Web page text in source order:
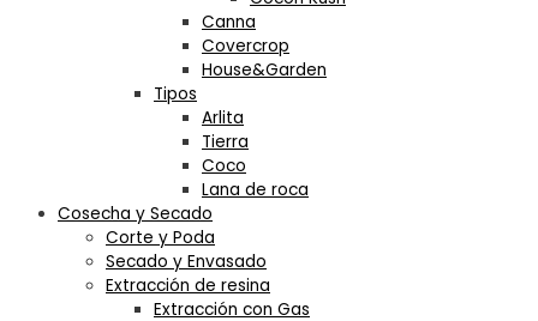
Canna
Covercrop
House&Garden
Tipos
Arlita
Tierra
Coco
Lana de roca
Cosecha y Secado
Corte y Poda
Secado y Envasado
Extracción de resina
Extracción con Gas